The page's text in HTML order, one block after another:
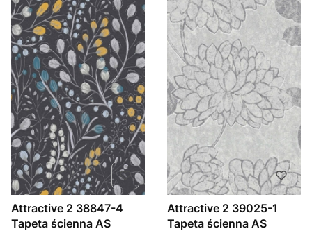
Attractive 2 38847-4
Tapeta ścienna AS
Attractive 2 39025-1
Tapeta ścienna AS